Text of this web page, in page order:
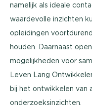
namelijk als ideale
waardevolle inzichten
opleidingen
houden. Daarnaast
mogelijkheden voor
Leven Lang
bij het ontwikkelen van
onderzoeksinzichten.